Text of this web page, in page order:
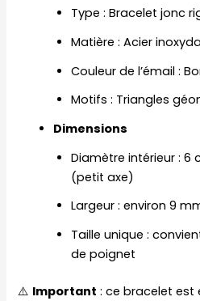
Type : Bracelet jonc
Matière : Acier
Couleur de l’émail :
Motifs : Triangles
Dimensions
Diamètre intérieur :
(petit axe)
Largeur : environ 9
Taille unique :
de poignet
⚠️ Important : ce bracelet est